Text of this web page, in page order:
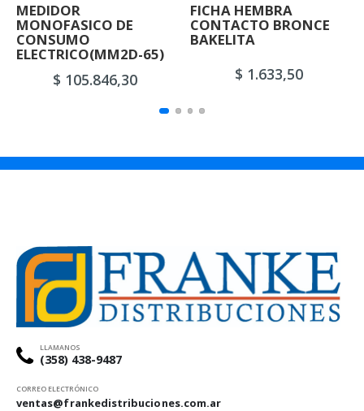
MEDIDOR
MONOFASICO DE
CONSUMO
ELECTRICO(MM2D-65)
$ 105.846,30
FICHA HEMBRA
CONTACTO BRONCE
BAKELITA
$ 1.633,50
LLAMANOS
(358) 438-9487
CORREO ELECTRÓNICO
ventas@frankedistribuciones.com.ar